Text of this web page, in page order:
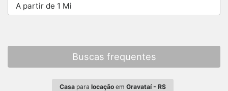
A partir de 1 Mi
Buscas frequentes
Casa para locação em Gravataí - RS